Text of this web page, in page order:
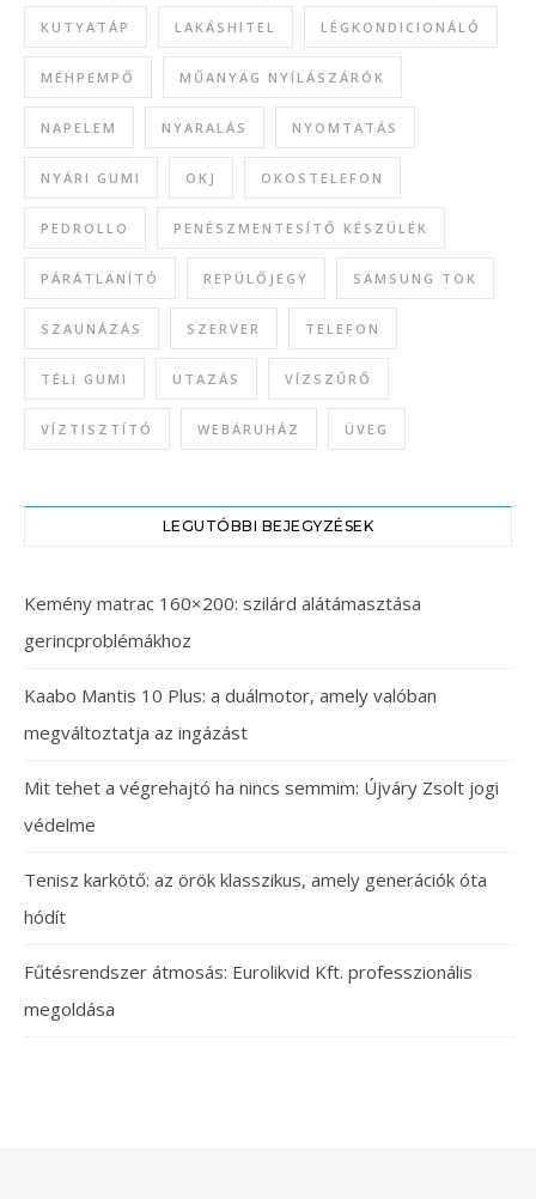
KUTYATÁP LAKÁSHITEL LÉGKONDICIONÁLÓ
MÉHPEMPŐ MŰANYAG NYÍLÁSZÁRÓK
NAPELEM NYARALÁS NYOMTATÁS
NYÁRI GUMI OKJ OKOSTELEFON
PEDROLLO PENÉSZMENTESÍTŐ KÉSZÜLÉK
PÁRÁTLANÍTÓ REPÜLŐJEGY SAMSUNG TOK
SZAUNÁZÁS SZERVER TELEFON
TÉLI GUMI UTAZÁS VÍZSZŰRŐ
VÍZTISZTÍTÓ WEBÁRUHÁZ ÜVEG
LEGUTÓBBI BEJEGYZÉSEK
Kemény matrac 160×200: szilárd alátámasztása
gerincproblémákhoz
Kaabo Mantis 10 Plus: a duálmotor, amely valóban
megváltoztatja az ingázást
Mit tehet a végrehajtó ha nincs semmim: Újváry Zsolt jogi
védelme
Tenisz karkötő: az örök klasszikus, amely generációk óta
hódít
Fűtésrendszer átmosás: Eurolikvid Kft. professzionális
megoldása